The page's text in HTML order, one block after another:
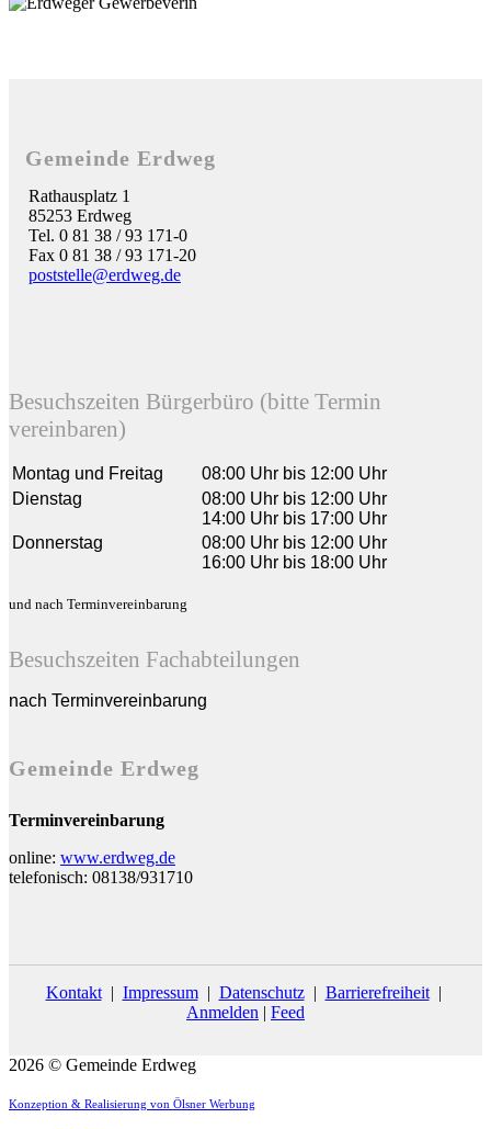
Gemeinde Erdweg
Rathausplatz 1
85253 Erdweg
Tel. 0 81 38 / 93 171-0
Fax 0 81 38 / 93 171-20
poststelle@erdweg.de
Besuchszeiten Bürgerbüro (bitte Termin
vereinbaren)
Montag und Freitag
08:00 Uhr bis 12:00 Uhr
Dienstag
08:00 Uhr bis 12:00 Uhr
14:00 Uhr bis 17:00 Uhr
Donnerstag
08:00 Uhr bis 12:00 Uhr
16:00 Uhr bis 18:00 Uhr
und nach Terminvereinbarung
Besuchszeiten Fachabteilungen
nach Terminvereinbarung
Gemeinde Erdweg
Terminvereinbarung
online: www.erdweg.de
telefonisch: 08138/931710
Kontakt| Impressum| Datenschutz| Barrierefreiheit|
Anmelden | Feed
2026 © Gemeinde Erdweg
Konzeption & Realisierung von Ölsner Werbung